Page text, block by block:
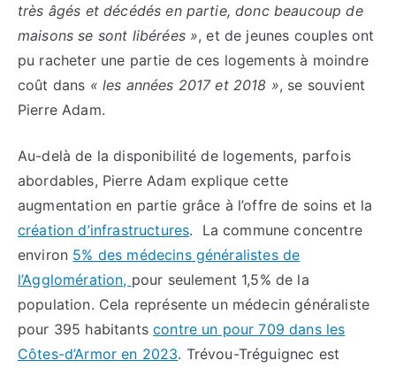
très âgés et décédés en partie, donc beaucoup de
maisons se sont libérées », et de jeunes couples ont
pu racheter une partie de ces logements à moindre
coût dans « les années 2017 et 2018 », se souvient
Pierre Adam.
Au-delà de la disponibilité de logements, parfois
abordables, Pierre Adam explique cette
augmentation en partie grâce à l’offre de soins et la
création d’infrastructures. La commune concentre
environ 5% des médecins généralistes de
l’Agglomération, pour seulement 1,5% de la
population. Cela représente un médecin généraliste
pour 395 habitantscontre un pour 709 dans les
Côtes-d’Armor en 2023. Trévou-Tréguignec est